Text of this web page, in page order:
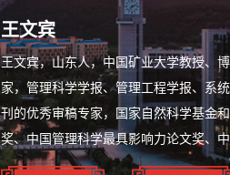
王文宾
王文宾，山东人，中国矿业大学教授、
家，管理科学学报、管理工程学报、系
刊的优秀审稿专家，国家自然科学基金
奖、中国管理科学最具影响力论文奖、